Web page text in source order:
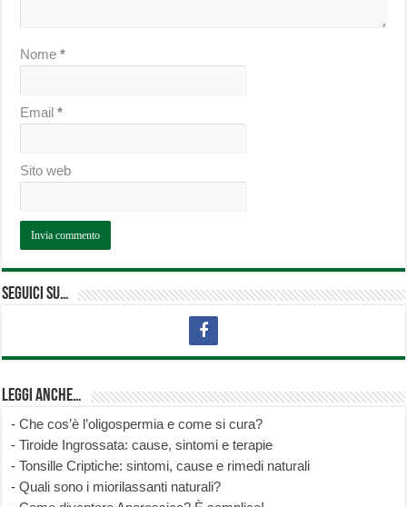
Nome*
Email*
Sito web
Seguici su…
Leggi anche…
-Che cos’è l’oligospermia e come si cura?
-Tiroide Ingrossata: cause, sintomi e terapie
-Tonsille Criptiche: sintomi, cause e rimedi naturali
-Quali sono i miorilassanti naturali?